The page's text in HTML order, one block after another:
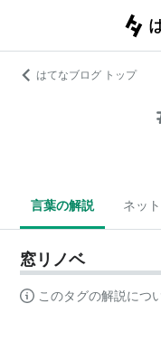
はてなブログ トップ
言葉の解説 ネッ
窓リノベ
このタグの解説につ